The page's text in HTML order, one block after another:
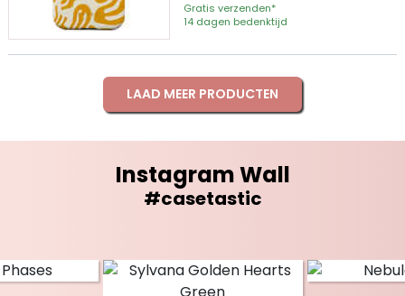
Gratis verzenden*
14 dagen bedenktijd
LAAD MEER PRODUCTEN
Instagram Wall
#casetastic